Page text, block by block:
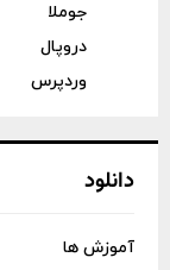
جوملا
دروپال
وردپرس
دانلود
آموزش ها